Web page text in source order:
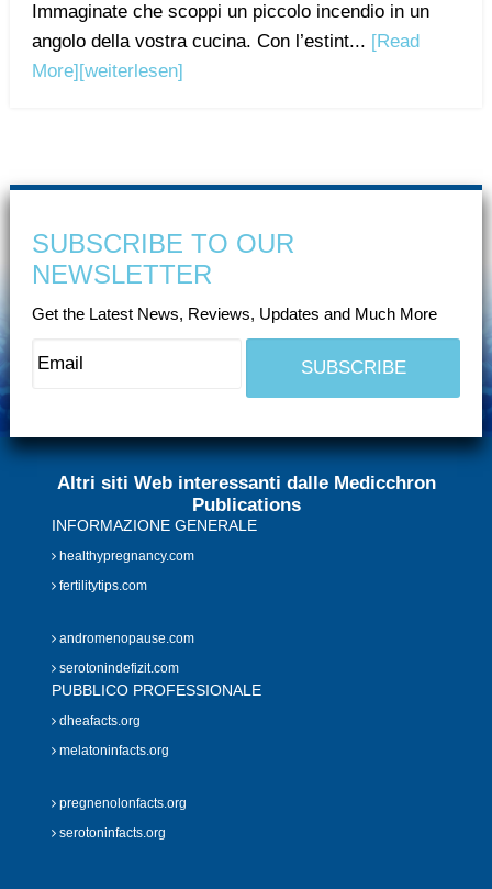
Immaginate che scoppi un piccolo incendio in un
angolo della vostra cucina. Con l’estint... [Read
More] [weiterlesen]
SUBSCRIBE TO OUR
NEWSLETTER
Get the Latest News, Reviews, Updates and Much More
Altri siti Web interessanti dalle Medicchron
Publications
INFORMAZIONE GENERALE
healthypregnancy.com
fertilitytips.com
andromenopause.com
serotonindefizit.com
PUBBLICO PROFESSIONALE
dheafacts.org
melatoninfacts.org
pregnenolonfacts.org
serotoninfacts.org